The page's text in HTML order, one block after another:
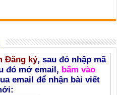
Đăng ký, sau đó nhập mã
đó mở email, bấm vào
email để nhận bài viết